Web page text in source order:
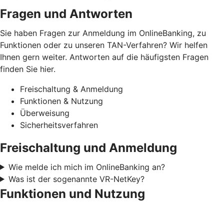
Fragen und Antworten
Sie haben Fragen zur Anmeldung im OnlineBanking, zu
Funktionen oder zu unseren TAN-Verfahren? Wir helfen
Ihnen gern weiter. Antworten auf die häufigsten Fragen
finden Sie hier.
Freischaltung & Anmeldung
Funktionen & Nutzung
Überweisung
Sicherheitsverfahren
Freischaltung und Anmeldung
Wie melde ich mich im OnlineBanking an?
Was ist der sogenannte VR-NetKey?
Funktionen und Nutzung